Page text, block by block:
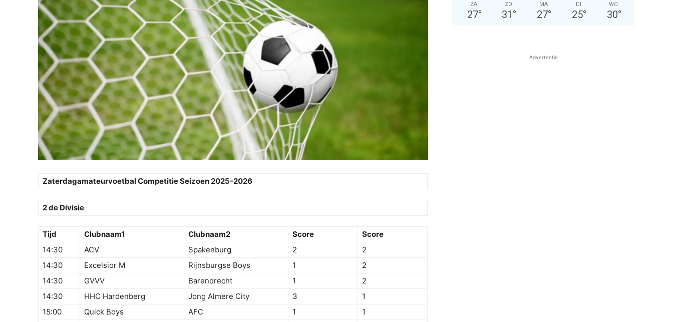
Zaterdagamateurvoetbal Competitie Seizoen 2025-2026
2 de Divisie
Tijd Clubnaam1 Clubnaam2 Score
Score
14:30
ACV Spakenburg 2
2
14:30
Excelsior M Rijnsburgse Boys 1
2
14:30
GVVV Barendrecht 1
2
14:30
HHC Hardenberg Jong Almere City 3
1
15:00
Quick Boys AFC 1
1
ZA
27°
ZO
31 °
MA
27°
DI
25°
WO
30°
Advertentie